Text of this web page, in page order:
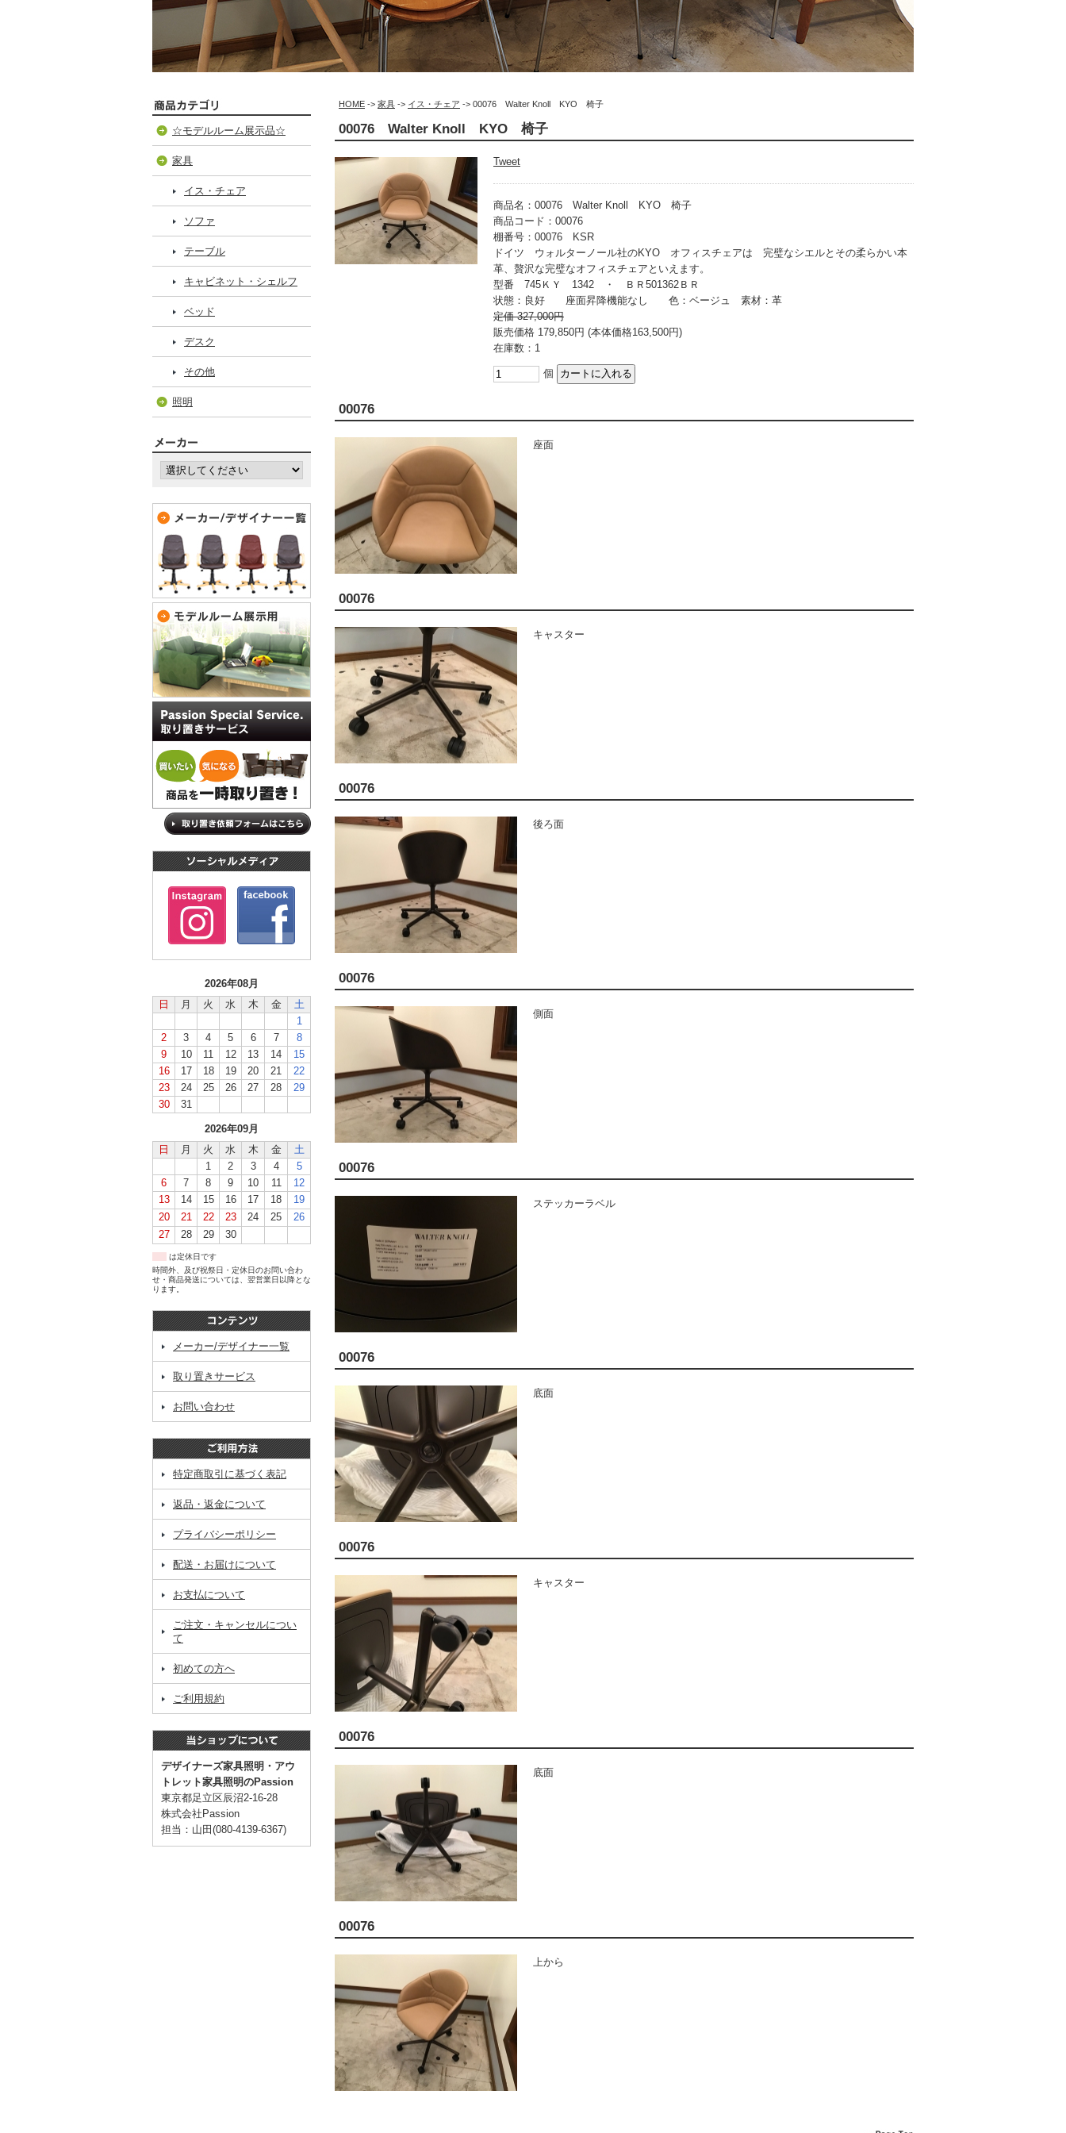
☆モデルルーム展示品☆
家具
イス・チェア
ソファ
テーブル
キャビネット・シェルフ
ベッド
デスク
その他
照明
2026年08月
日
月 火 水 木 金
土
1
2
3 4 5 6 7
8
9
10 11 12 13 14
15
16
17 18 19 20 21
22
23
24 25 26 27 28
29
30
31
2026年09月
日
月 火 水 木 金
土
1
2 3 4
5
6
7 8 9 10 11
12
13
14 15 16 17 18
19
20
21 22 23 24 25
26
27
28 29 30
は定休日です
時間外、及び祝祭日・定休日のお問い合わ
せ・商品発送については、翌営業日以降とな
ります。
メーカー/デザイナー一覧
取り置きサービス
お問い合わせ
特定商取引に基づく表記
返品・返金について
プライバシーポリシー
配送・お届けについて
お支払について
ご注文・キャンセルについ
て
初めての方へ
ご利用規約
デザイナーズ家具照明・アウ
トレット家具照明のPassion
東京都足立区辰沼2-16-28
株式会社Passion
担当：山田(080-4139-6367)
HOME -> 家具 -> イス・チェア -> 00076 Walter Knoll KYO 椅子
00076 Walter Knoll KYO 椅子
Tweet
商品名：00076 Walter Knoll KYO 椅子
商品コード：00076
棚番号：00076 KSR
ドイツ ウォルターノール社のKYO オフィスチェアは 完璧なシエルとその柔らかい本
革、贅沢な完璧なオフィスチェアといえます。
型番 745ＫＹ 1342 ・ ＢＲ501362ＢＲ
状態：良好 座面昇降機能なし 色：ベージュ 素材：革
定価 327,000円
販売価格 179,850円 (本体価格163,500円)
在庫数：1
個
00076
座面
00076
キャスター
00076
後ろ面
00076
側面
00076
ステッカーラベル
00076
底面
00076
キャスター
00076
底面
00076
上から